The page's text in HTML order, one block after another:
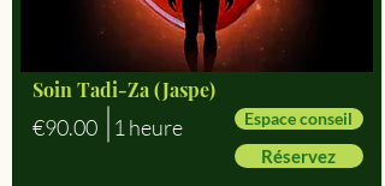
Soin Tadi-Za (Jaspe)
€90.00 1 heure Espace conseil
Réservez